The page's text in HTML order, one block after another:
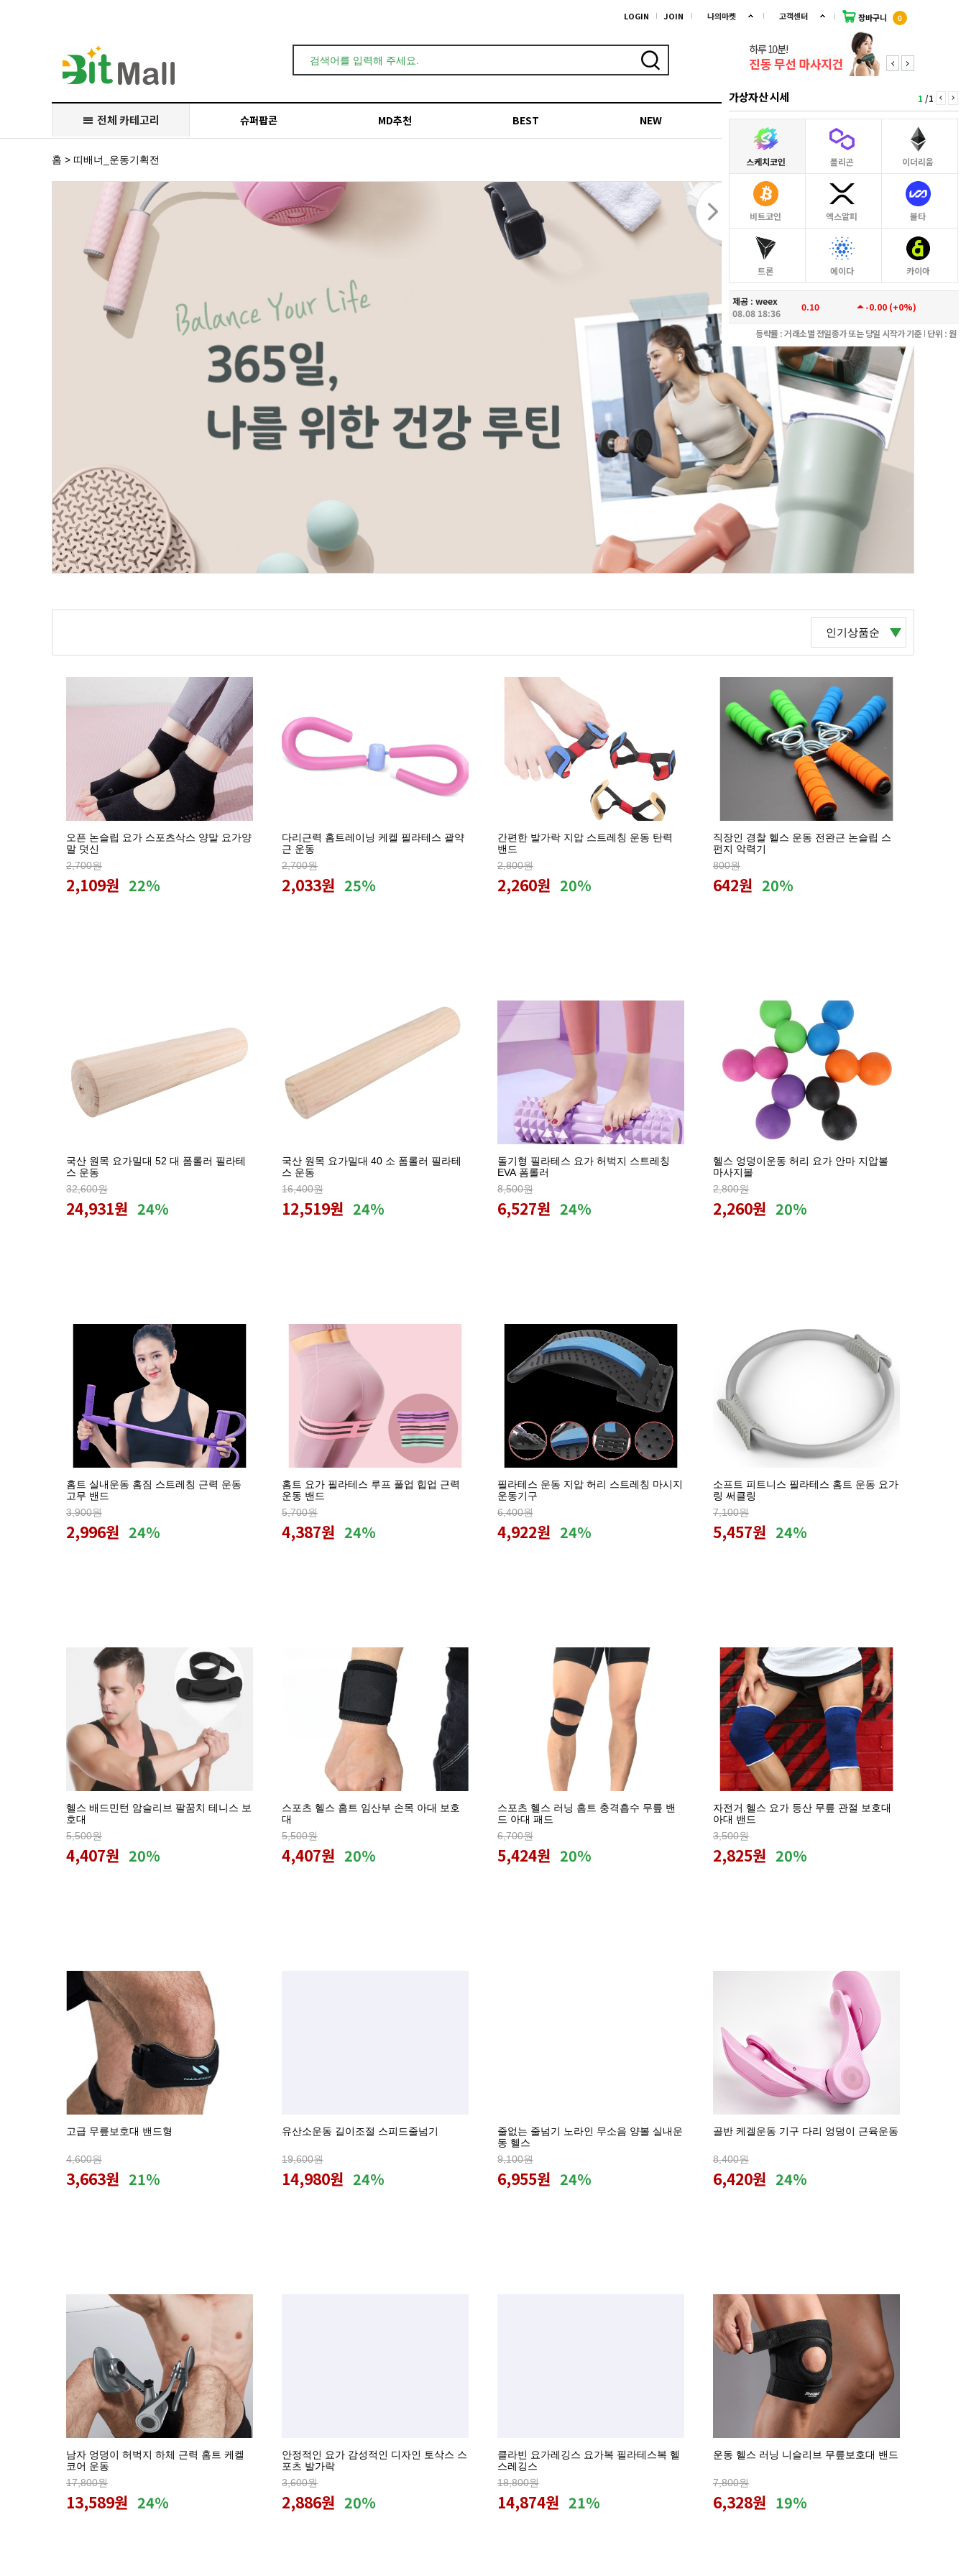
가상자산 시세 1 /1 keyboard_arrow_left keyboard_arrow_right
스케치코인 폴리곤 이더리움
비트코인 엑스알피 볼타
트론 에이다 카이아
제공 : weex
08.08 18:36
0.10 arrow_drop_up-0.00 (+0%)
등락률 : 거래소별 전일종가 또는 당일 시작가 기준 단위 : 원
LOGIN JOIN 나의마켓 고객센터 장바구니 0
Prev
전체 카테고리 슈퍼팝콘 MD추천 BEST NEW 이달의 추천
홈 > 띠배너_운동기획전
오픈 논슬립 요가 스포츠삭스 양말 요가양
말 덧신
2,700원
2,109원 22%
다리근력 홈트레이닝 케켈 필라테스 괄약
근 운동
2,700원
2,033원 25%
간편한 발가락 지압 스트레칭 운동 탄력
밴드
2,800원
2,260원 20%
직장인 경찰 헬스 운동 전완근 논슬립 스
펀지 악력기
800원
642원 20%
국산 원목 요가밀대 52 대 폼롤러 필라테
스 운동
32,600원
24,931원 24%
국산 원목 요가밀대 40 소 폼롤러 필라테
스 운동
16,400원
12,519원 24%
돌기형 필라테스 요가 허벅지 스트레칭
EVA 폼롤러
8,500원
6,527원 24%
헬스 엉덩이운동 허리 요가 안마 지압볼
마사지볼
2,800원
2,260원 20%
홈트 실내운동 홈짐 스트레칭 근력 운동
고무 밴드
3,900원
2,996원 24%
홈트 요가 필라테스 루프 풀업 힙업 근력
운동 밴드
5,700원
4,387원 24%
필라테스 운동 지압 허리 스트레칭 마시지
운동기구
6,400원
4,922원 24%
소프트 피트니스 필라테스 홈트 운동 요가
링 써클링
7,100원
5,457원 24%
헬스 배드민턴 암슬리브 팔꿈치 테니스 보
호대
5,500원
4,407원 20%
스포츠 헬스 홈트 임산부 손목 아대 보호
대
5,500원
4,407원 20%
스포츠 헬스 러닝 홈트 충격흡수 무릎 밴
드 아대 패드
6,700원
5,424원 20%
자전거 헬스 요가 등산 무릎 관절 보호대
아대 밴드
3,500원
2,825원 20%
고급 무릎보호대 밴드형
4,600원
3,663원 21%
유산소운동 길이조절 스피드줄넘기
19,600원
14,980원 24%
줄없는 줄넘기 노라인 무소음 양볼 실내운
동 헬스
9,100원
6,955원 24%
골반 케겔운동 기구 다리 엉덩이 근육운동
8,400원
6,420원 24%
남자 엉덩이 허벅지 하체 근력 홈트 케켈
코어 운동
17,800원
13,589원 24%
안정적인 요가 감성적인 디자인 토삭스 스
포츠 발가락
3,600원
2,886원 20%
클라빈 요가레깅스 요가복 필라테스복 헬
스레깅스
18,800원
14,874원 21%
운동 헬스 러닝 니슬리브 무릎보호대 밴드
7,800원
6,328원 19%